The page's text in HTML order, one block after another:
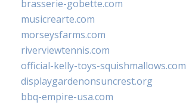
brasserie-gobette.com
musicrearte.com
morseysfarms.com
riverviewtennis.com
official-kelly-toys-squishmallows.com
displaygardenonsuncrest.org
bbq-empire-usa.com